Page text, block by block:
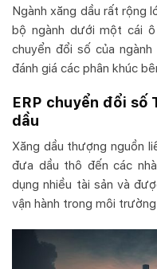
Ngành xăng dầu rất rộng
bộ ngành dưới một cái
chuyển đổi số của
đánh giá các phân khúc
ERP chuyển đổi số
dầu
Xăng dầu thượng nguồn
đưa dầu thô đến các
dụng nhiều tài sản và
vận hành trong môi